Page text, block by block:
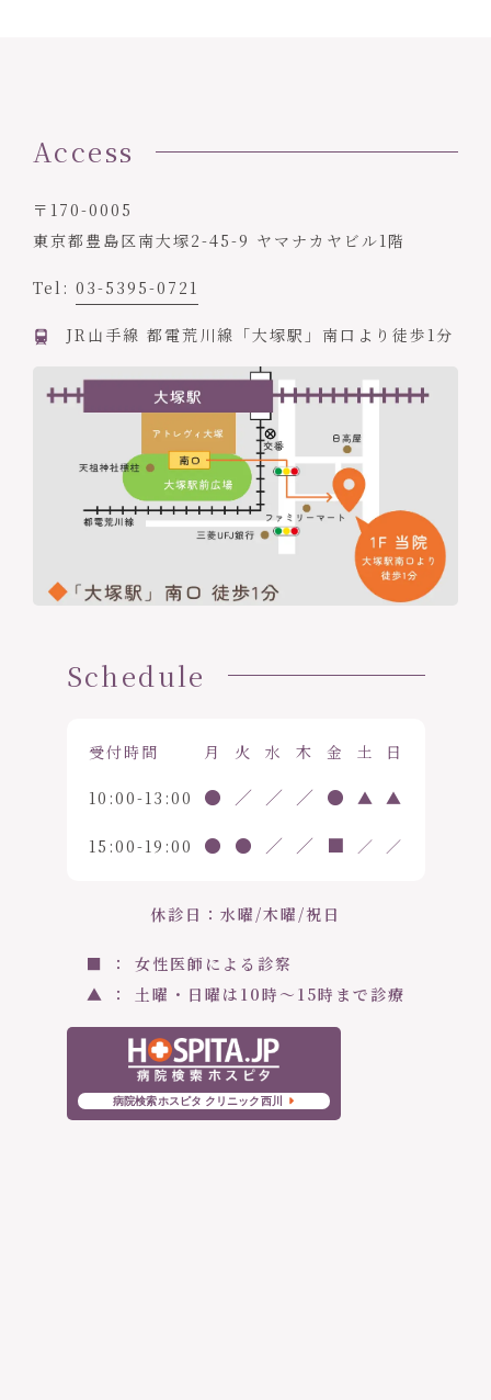
Access
〒170-0005
東京都豊島区南大塚2-45-9 ヤマナカヤビル1階
Tel: 03-5395-0721
JR山手線 都電荒川線「大塚駅」南口より徒歩1分
Schedule
受付時間 月 火 水 木 金 土 日
10:00-13:00 ● ／ ／ ／ ● ▲ ▲
15:00-19:00 ● ● ／ ／ ■ ／ ／
休診日：水曜/木曜/祝日
■ ： 女性医師による診察
▲ ： 土曜・日曜は10時〜15時まで診療
病院検索ホスピタ クリニック西川